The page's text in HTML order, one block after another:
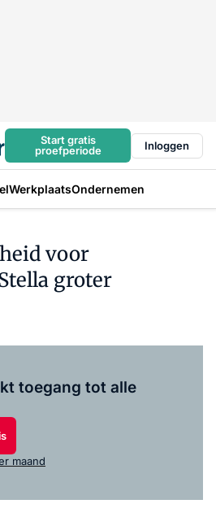
Start gratis
proefperiode
Inloggen
WerkplaatsOndernemen
voor
groter
toegang tot alle
maand